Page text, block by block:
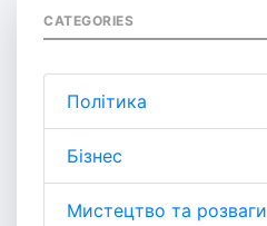
CATEGORIES
Політика
Бізнес
Мистецтво та розваги